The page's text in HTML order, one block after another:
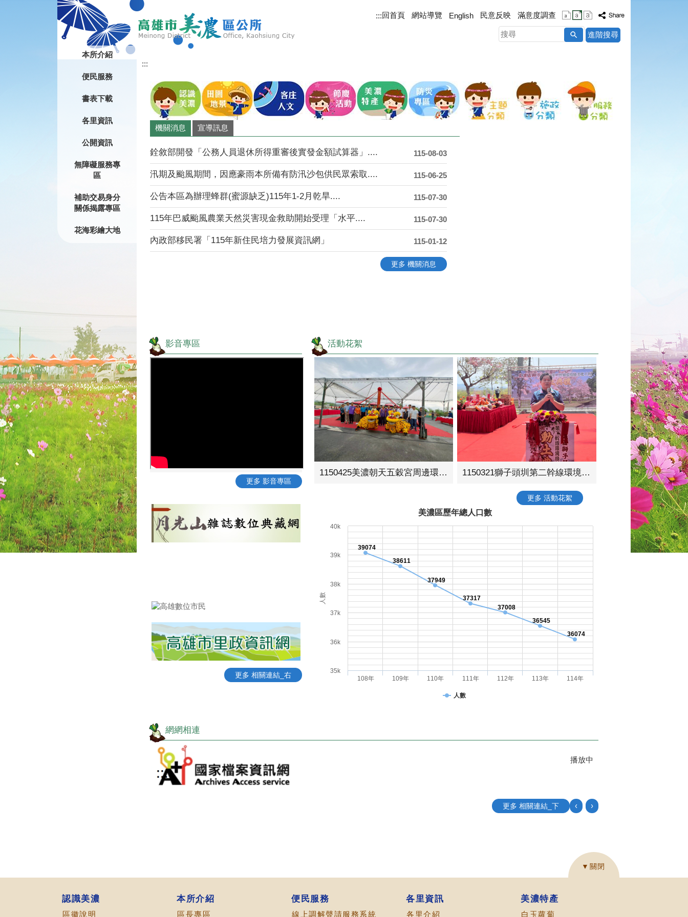
跳到主要內容區塊
:::回首頁 網站導覽 English 民意反映 滿意度調查
搜
尋
進階搜尋
本所介紹
便民服務
書表下載
各里資訊
公開資訊
無障礙服務專
區
補助交易身分
關係揭露專區
花海彩繪大地
:::
機關消息 宣導訊息
115-08-03
銓敘部開發「公務人員退休所得重審後實發金額試算器」....
115-06-25
汛期及颱風期間，因應豪雨本所備有防汛沙包供民眾索取....
115-07-30
公告本區為辦理蜂群(蜜源缺乏)115年1-2月乾旱....
115-07-30
115年巴威颱風農業天然災害現金救助開始受理「水平....
115-01-12
內政部移民署「115年新住民培力發展資訊網」
更多 機關消息
影音專區
更多 影音專區
活動花絮
1150425美濃朝天五穀宮周邊環境營造工程動土典禮 1150321獅子頭圳第二幹線環境綠美化工程動土典禮
更多 活動花絮
更多 相關連結_右
人數
美濃區歷年總人口數
39074
38611
37949
37317
37008
36545
36074
人數
108年 109年 110年 111年 112年 113年 114年
35k
36k
37k
38k
39k
40k
播放中
網網相連
更多 相關連結_下 ‹
›
▼關閉
認識美濃
區徽說明
本所介紹
區長專區
便民服務
線上調解聲請服務系統
各里資訊
各里介紹
美濃特產
白玉蘿蔔